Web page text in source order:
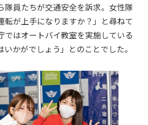
隊員たちが交通安全を訴求。女性隊
転が上手になりますか？」と尋ねて
ではオートバイ教室を実施している
かがでしょう」とのことでした。